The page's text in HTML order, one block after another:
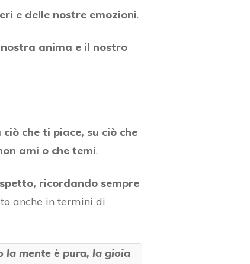
e delle nostre emozioni.
anima e il nostro
che ti piace, su ciò che
ami o che temi.
ricordando sempre
anche in termini di
la mente è pura, la gioia